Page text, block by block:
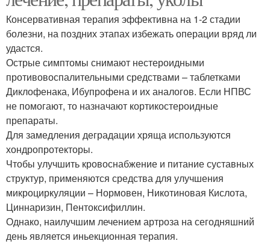
Консервативная терапия эффективна на 1-2 стадии
болезни, на поздних этапах избежать операции вряд ли
удастся.
Острые симптомы снимают нестероидными
противовоспалительными средствами – таблетками
Диклофенака, Ибупрофена и их аналогов. Если НПВС
не помогают, то назначают кортикостероидные
препараты.
Для замедления деградации хряща используются
хондропротекторы.
Чтобы улучшить кровоснабжение и питание суставных
структур, применяются средства для улучшения
микроциркуляции – Нормовен, Никотиновая Кислота,
Циннаризин, Пентоксифиллин.
Однако, наилучшим лечением артроза на сегодняшний
день является иньекционная терапия.